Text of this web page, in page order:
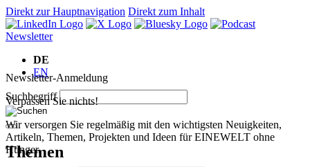
Direkt zur Hauptnavigation Direkt zum Inhalt
Newsletter
DE
EN
Suchbegriff
Themen
Newsletter-Anmeldung
Verpassen Sie nichts!
Wir versorgen Sie regelmäßig mit den wichtigsten Neuigkeiten,
Artikeln, Themen, Projekten und Ideen für EINEWELT ohne
Hunger.